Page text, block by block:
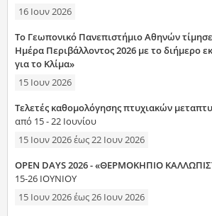
16 Ιουν 2026
Το Γεωπονικό Πανεπιστήμιο Αθηνών
Ημέρα Περιβάλλοντος 2026 με το διήμερο
για το Κλίμα»
15 Ιουν 2026
Τελετές καθομολόγησης πτυχιακών
από 15 - 22 Ιουνίου
15 Ιουν 2026έως 22 Ιουν 2026
OPEN DAYS 2026 - «ΘΕΡΜΟΚΗΠΙΟ
15-26 ΙΟΥΝΙΟΥ
15 Ιουν 2026έως 26 Ιουν 2026